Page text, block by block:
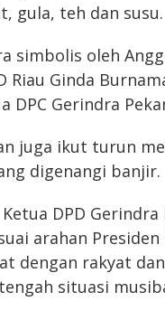
gula, teh dan susu.
simbolis oleh
Riau Ginda
DPC Gerindra
juga ikut turun
digenangi banjir.
DPD
arahan
dengan rakyat
situasi